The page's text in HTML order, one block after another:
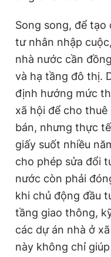
Song song, để
tư nhân nhập
nhà nước cần
và hạ tầng đô thị.
định hướng mức
xã hội để cho
bán, nhưng thực
giấy suốt nhiều
cho phép sửa đổi
nước còn phải
khi chủ động đầu
tầng giao thông,
các dự án nhà ở
này không chỉ